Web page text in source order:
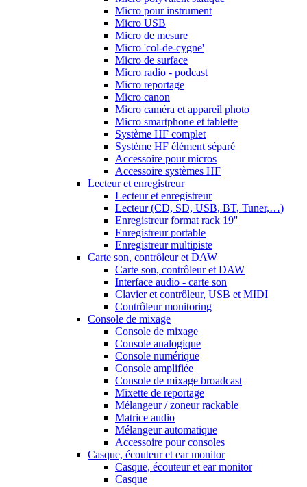
Micro pour instrument
Micro USB
Micro de mesure
Micro 'col-de-cygne'
Micro de surface
Micro radio - podcast
Micro reportage
Micro canon
Micro caméra et appareil photo
Micro smartphone et tablette
Système HF complet
Système HF élément séparé
Accessoire pour micros
Accessoire systèmes HF
Lecteur et enregistreur
Lecteur et enregistreur
Lecteur (CD, SD, USB, BT, Tuner,…)
Enregistreur format rack 19''
Enregistreur portable
Enregistreur multipiste
Carte son, contrôleur et DAW
Carte son, contrôleur et DAW
Interface audio - carte son
Clavier et contrôleur, USB et MIDI
Contrôleur monitoring
Console de mixage
Console de mixage
Console analogique
Console numérique
Console amplifiée
Console de mixage broadcast
Mixette de reportage
Mélangeur / zoneur rackable
Matrice audio
Mélangeur automatique
Accessoire pour consoles
Casque, écouteur et ear monitor
Casque, écouteur et ear monitor
Casque